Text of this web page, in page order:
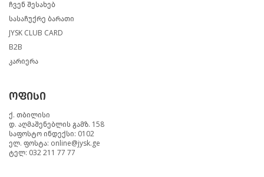
ჩვენ შესახებ
სასაჩუქრე ბარათი
JYSK CLUB CARD
B2B
კარიერა
ოფისი
ქ. თბილისი
დ. აღმაშენებლის გამზ. 158
საფოსტო ინდექსი: 0102
ელ. ფოსტა: online@jysk.ge
ტელ: 032 211 77 77